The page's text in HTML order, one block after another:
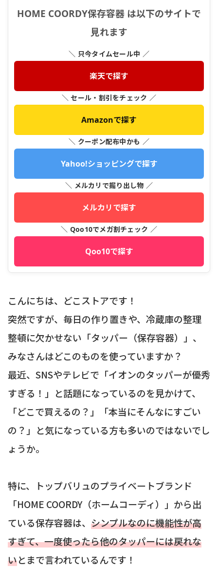
HOME COORDY保存容器 は以下のサイトで
見れます
＼ 只今タイムセール中 ／
楽天で探す
＼ セール・割引をチェック ／
Amazonで探す
＼ クーポン配布中かも ／
Yahoo!ショッピングで探す
＼ メルカリで掘り出し物 ／
メルカリで探す
＼ Qoo10でメガ割チェック ／
Qoo10で探す
こんにちは、どこストアです！
突然ですが、毎日の作り置きや、冷蔵庫の整理
整頓に欠かせない「タッパー（保存容器）」、
みなさんはどこのものを使っていますか？
最近、SNSやテレビで「イオンのタッパーが優秀
すぎる！」と話題になっているのを見かけて、
「どこで買えるの？」「本当にそんなにすごい
の？」と気になっている方も多いのではないでし
ょうか。
特に、トップバリュのプライベートブランド
「HOME COORDY（ホームコーディ）」から出
ている保存容器は、 シンプルなのに機能性が高
すぎて、一度使ったら他のタッパーには戻れな
いとまで言われているんです！